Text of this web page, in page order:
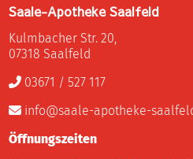
Saale-Apotheke Saalfeld
Kulmbacher Str. 20,
07318 Saalfeld
03671 / 527 117
info@saale-apotheke-
Öffnungszeiten